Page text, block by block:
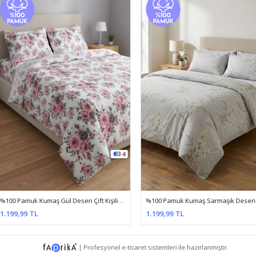
5
%100 Pamuk Kumaş Sarmaşık Desen Çift Kişilik Nevresim Takımı Gri
1.199,99 TL 990,99 TL
| Profesyonel e-ticaret sistemleri ile hazırlanmıştır.